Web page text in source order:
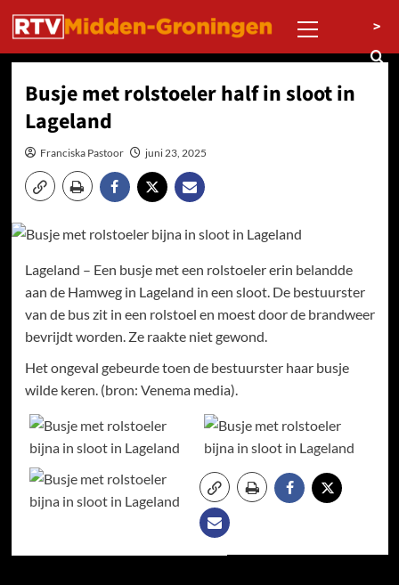
naar
inhoud
menu
>
Busje met rolstoeler half in sloot in
Lageland
Franciska Pastoor juni 23, 2025
Lageland – Een busje met een rolstoeler erin belandde
aan de Hamweg in Lageland in een sloot. De bestuurster
van de bus zit in een rolstoel en moest door de brandweer
bevrijdt worden. Ze raakte niet gewond.
Het ongeval gebeurde toen de bestuurster haar busje
wilde keren. (bron: Venema media).